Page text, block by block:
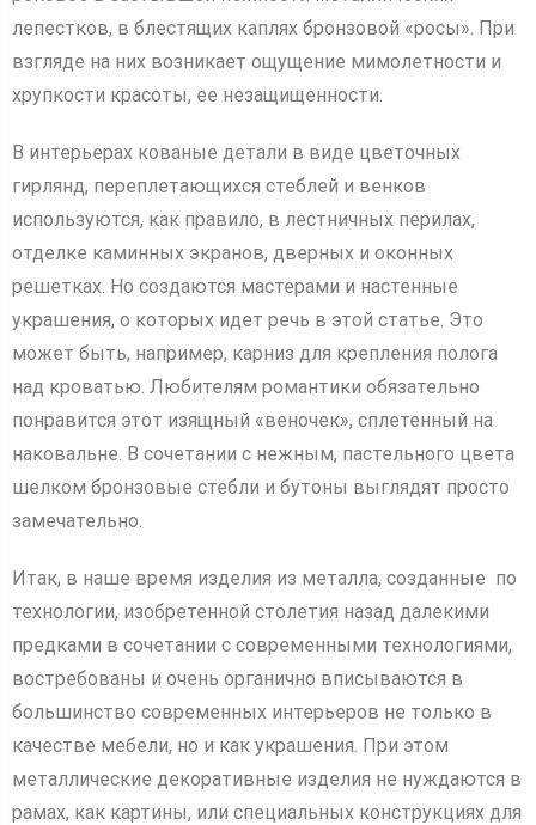
лепестков, в блестящих каплях бронзовой «росы». При
взгляде на них возникает ощущение мимолетности и
хрупкости красоты, ее незащищенности.
В интерьерах кованые детали в виде цветочных
гирлянд, переплетающихся стеблей и венков
используются, как правило, в лестничных перилах,
отделке каминных экранов, дверных и оконных
решетках. Но создаются мастерами и настенные
украшения, о которых идет речь в этой статье. Это
может быть, например, карниз для крепления полога
над кроватью. Любителям романтики обязательно
понравится этот изящный «веночек», сплетенный на
наковальне. В сочетании с нежным, пастельного цвета
шелком бронзовые стебли и бутоны выглядят просто
замечательно.
Итак, в наше время изделия из металла, созданные по
технологии, изобретенной столетия назад далекими
предками в сочетании с современными технологиями,
востребованы и очень органично вписываются в
большинство современных интерьеров не только в
качестве мебели, но и как украшения. При этом
металлические декоративные изделия не нуждаются в
рамах, как картины, или специальных конструкциях для